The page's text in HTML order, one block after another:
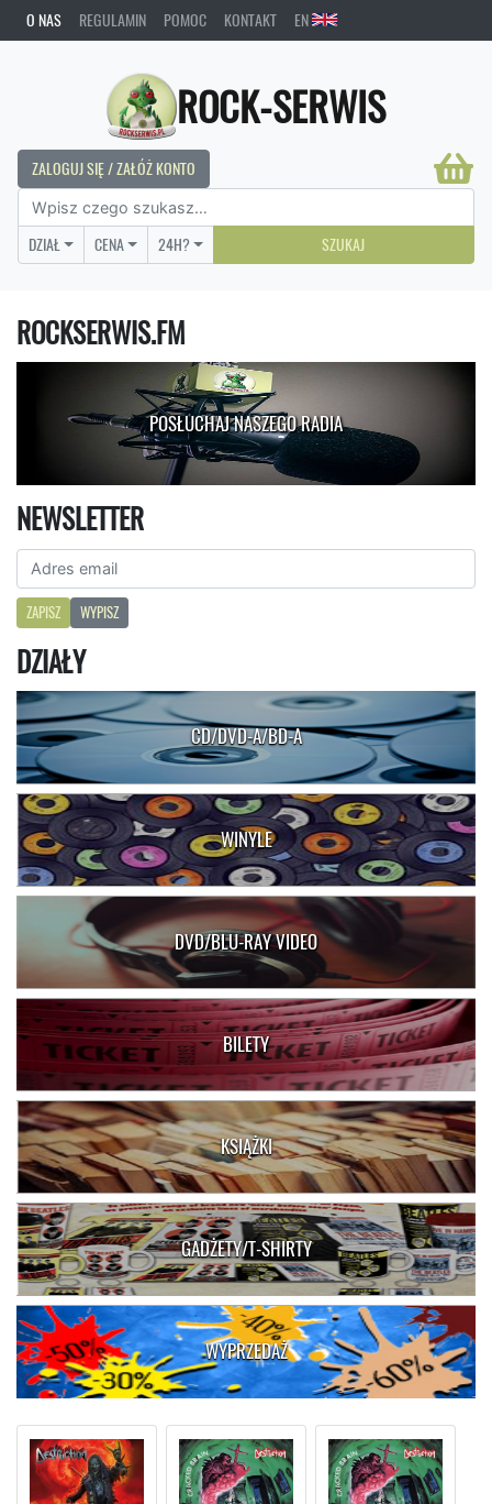
O NAS REGULAMIN POMOC KONTAKT EN
ROCK-SERWIS
ZALOGUJ SIĘ / ZAŁÓŻ KONTO
DZIAŁ CENA 24H? SZUKAJ
ROCKSERWIS.FM
POSŁUCHAJ NASZEGO RADIA
NEWSLETTER
ZAPISZ WYPISZ
DZIAŁY
CD/DVD-A/BD-A
WINYLE
DVD/BLU-RAY VIDEO
BILETY
KSIĄŻKI
GADŻETY/T-SHIRTY
WYPRZEDAŻ